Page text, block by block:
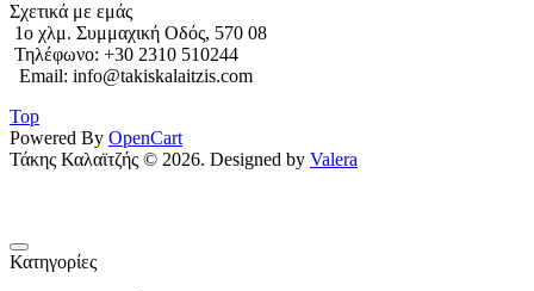
Σχετικά με εμάς
1o χλμ. Συμμαχική Οδός, 570 08
Τηλέφωνο: +30 2310 510244
Email: info@takiskalaitzis.com
Top
Powered By OpenCart
Τάκης Καλαϊτζής © 2026. Designed by Valera
Κατηγορίες